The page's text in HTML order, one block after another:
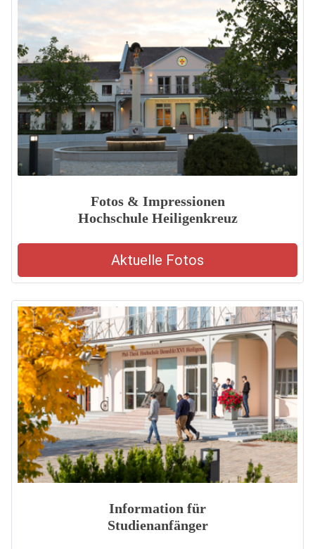
Fotos & Impressionen
Hochschule Heiligenkreuz
Aktuelle Fotos
Information für
Studienanfänger